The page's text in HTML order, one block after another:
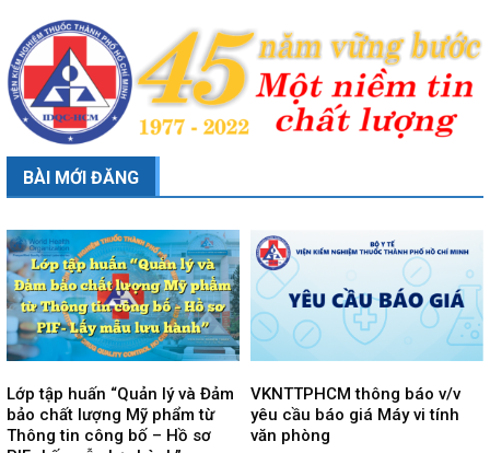
BÀI MỚI ĐĂNG
Lớp tập huấn “Quản lý và Đảm
bảo chất lượng Mỹ phẩm từ
Thông tin công bố – Hồ sơ
VKNTTPHCM thông báo v/v
yêu cầu báo giá Máy vi tính
văn phòng